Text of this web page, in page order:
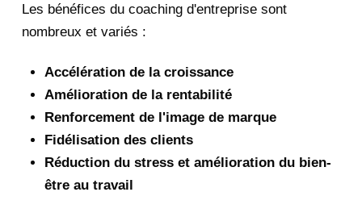
Les bénéfices du coaching d'entreprise sont
nombreux et variés :
Accélération de la croissance
Amélioration de la rentabilité
Renforcement de l'image de marque
Fidélisation des clients
Réduction du stress et amélioration du bien-
être au travail